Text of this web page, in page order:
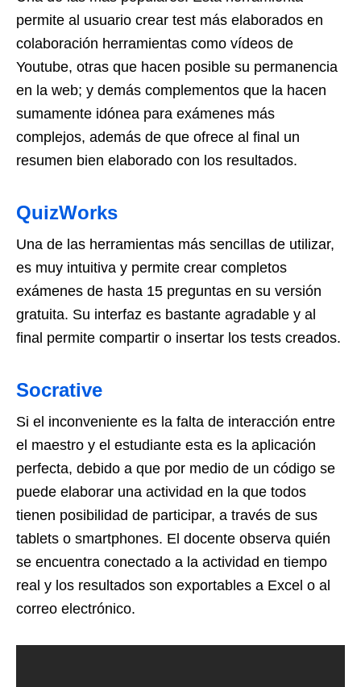
permite al usuario crear test más elaborados en
colaboración herramientas como vídeos de
Youtube, otras que hacen posible su permanencia
en la web; y demás complementos que la hacen
sumamente idónea para exámenes más
complejos, además de que ofrece al final un
resumen bien elaborado con los resultados.
QuizWorks
Una de las herramientas más sencillas de utilizar,
es muy intuitiva y permite crear completos
exámenes de hasta 15 preguntas en su versión
gratuita. Su interfaz es bastante agradable y al
final permite compartir o insertar los tests creados.
Socrative
Si el inconveniente es la falta de interacción entre
el maestro y el estudiante esta es la aplicación
perfecta, debido a que por medio de un código se
puede elaborar una actividad en la que todos
tienen posibilidad de participar, a través de sus
tablets o smartphones. El docente observa quién
se encuentra conectado a la actividad en tiempo
real y los resultados son exportables a Excel o al
correo electrónico.